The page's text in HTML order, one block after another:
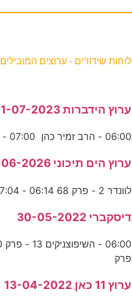
לוחות שידורים - ערוצים המובילים
ערוץ הידברות 21-07-2023
06:00 - הרב זמיר כהן 07:00 - הרב הרצל חודר 08:00 - תוכניות
ערוץ הים תיכוני 07-06-2026
לוונדר 2 - פרק 68 06:14 - 07:04 עורך הדין מנסה להכין את
דיסקברי 30-05-2022
פרק
ערוץ 11 כאן 13-04-2022